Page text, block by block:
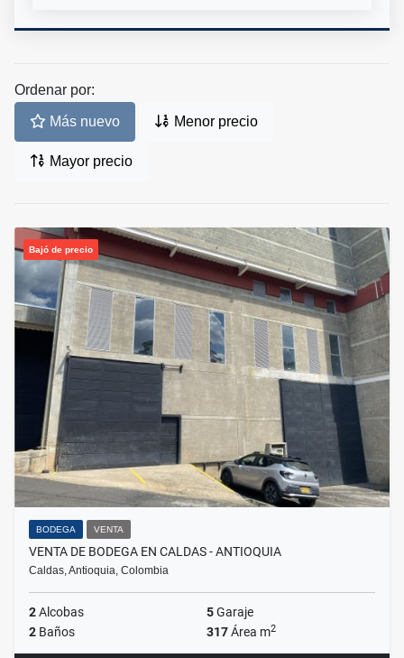
Ordenar por:
Más nuevo Menor precio
Mayor precio
Bajó de precio
BODEGA VENTA
VENTA DE BODEGA EN CALDAS - ANTIOQUIA
Caldas, Antioquia, Colombia
2Alcobas 5Garaje
2 Baños 317Área m2